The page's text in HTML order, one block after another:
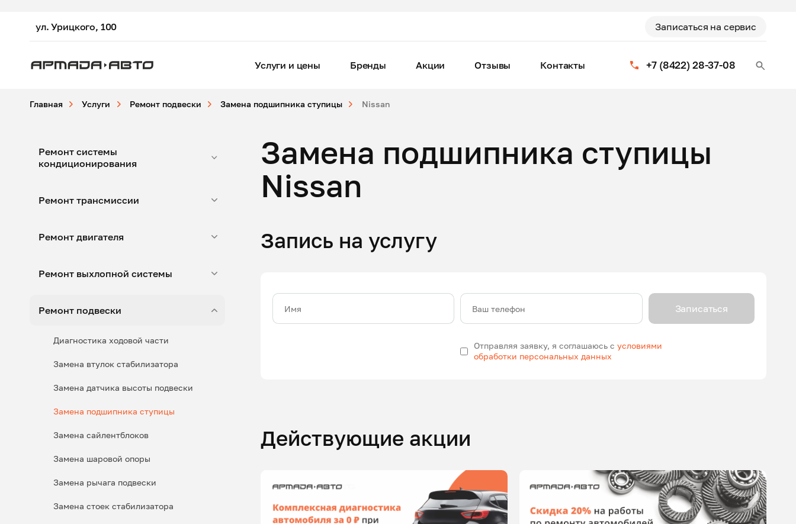
ул. Урицкого, 100 Записаться на сервис
+7 (8422) 28-37-08
Услуги и цены Бренды Акции Отзывы Контакты
Главная Услуги Ремонт подвески Замена подшипника ступицы Nissan
Ремонт системы
кондиционирования
Ремонт трансмиссии
Ремонт двигателя
Ремонт выхлопной системы
Ремонт подвески
Диагностика ходовой части
Замена втулок стабилизатора
Замена датчика высоты подвески
Замена подшипника ступицы
Замена сайлентблоков
Замена шаровой опоры
Замена рычага подвески
Замена стоек стабилизатора
Замена подшипника ступицы
Nissan
Запись на услугу
Имя Ваш телефон
Отправляя заявку, я соглашаюсь сусловиями
обработки персональных данных
Записаться
Действующие акции